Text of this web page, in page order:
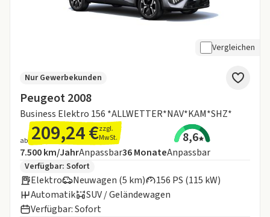
Vergleichen
Peugeot 2008
Business Elektro 156 *ALLWETTER*NAV*KAM*SHZ*
Nur Gewerbekunden
ab 209,24 €zzgl.
MwSt.
8,6
Angebotsdetails:
Inklusive Laufleistung
7.500 km/JahrAnpassbarLaufzeit
36MonateAnpassbar
Zusätzliche Fahrzeuginformationen:
Verfügbar: Sofort
Elektro Neuwagen (5 km)
156 PS (115 kW)
Automatik
SUV / Geländewagen
Verfügbar: Sofort